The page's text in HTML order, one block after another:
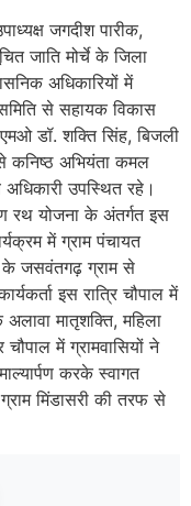
जगदीश पारीक,
जाति मोर्चे के जिला
अधिकारियों में
से सहायक विकास
डॉ. शक्ति सिंह, बिजली
कनिष्ठ अभियंता कमल
उपस्थित रहे।
रथ योजना के अंतर्गत इस
में ग्राम पंचायत
के जसवंतगढ़ ग्राम से
इस रात्रि चौपाल में
मातृशक्ति, महिला
चौपाल में ग्रामवासियों ने
करके स्वागत
मिंडासरी की तरफ से